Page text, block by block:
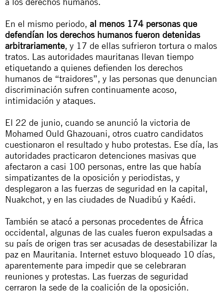
En el mismo periodo, al menos 174 personas que
defendían los derechos humanos fueron detenidas
arbitrariamente, y 17 de ellas sufrieron tortura o malos
tratos. Las autoridades mauritanas llevan tiempo
etiquetando a quienes defienden los derechos
humanos de “traidores”, y las personas que denuncian
discriminación sufren continuamente acoso,
intimidación y ataques.
El 22 de junio, cuando se anunció la victoria de
Mohamed Ould Ghazouani, otros cuatro candidatos
cuestionaron el resultado y hubo protestas. Ese día, las
autoridades practicaron detenciones masivas que
afectaron a casi 100 personas, entre las que había
simpatizantes de la oposición y periodistas, y
desplegaron a las fuerzas de seguridad en la capital,
Nuakchot, y en las ciudades de Nuadibú y Kaédi.
También se atacó a personas procedentes de África
occidental, algunas de las cuales fueron expulsadas a
su país de origen tras ser acusadas de desestabilizar la
paz en Mauritania. Internet estuvo bloqueado 10 días,
aparentemente para impedir que se celebraran
reuniones y protestas. Las fuerzas de seguridad
cerraron la sede de la coalición de la oposición.